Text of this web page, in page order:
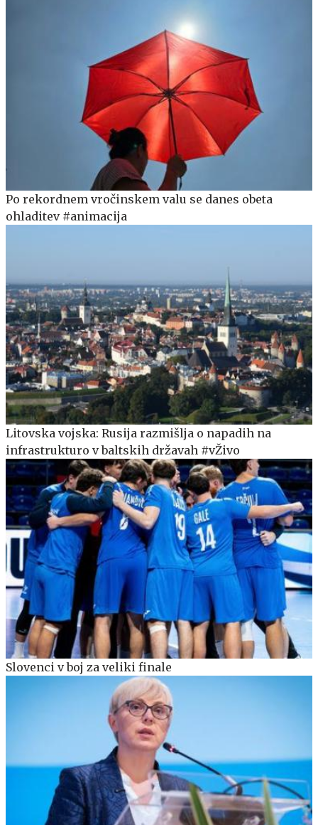
Po rekordnem vročinskem valu se danes obeta
ohladitev #animacija
Litovska vojska: Rusija razmišlja o napadih na
infrastrukturo v baltskih državah #vŽivo
Slovenci v boj za veliki finale